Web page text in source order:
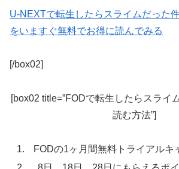
U-NEXTで転生したらスライムだった
をいますぐ無料でお得に読んでみる
[/box02]
[box02 title=”FODで転生したらスライ
読む方法”]
FODの1ヶ月間無料トライアルキ